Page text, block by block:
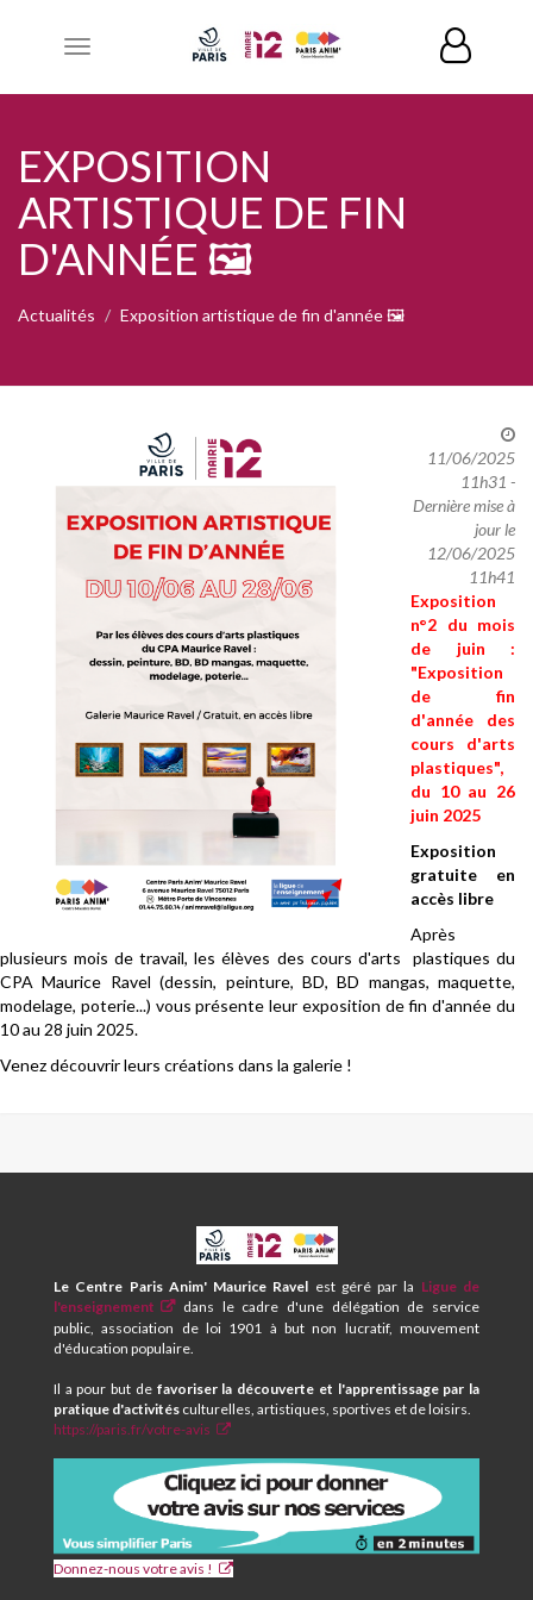
Toggle
EXPOSITION
ARTISTIQUE DE FIN
D'ANNÉE 🖼
Actualités Exposition artistique de fin d'année 🖼
11/06/2025
11h31 -
Dernière mise à
jour le
12/06/2025
11h41
Exposition
n°2 du mois
de juin :
"Exposition
de fin
d'année des
cours d'arts
plastiques",
du 10 au 26
juin 2025
Exposition
gratuite en
accès libre
Après
plusieurs mois de travail, les élèves des cours d'arts plastiques du
CPA Maurice Ravel (dessin, peinture, BD, BD mangas, maquette,
modelage, poterie...) vous présente leur exposition de fin d'année du
10 au 28 juin 2025.
Venez découvrir leurs créations dans la galerie !
CPA
ET
CENTRE
SOCIAL
MAURICE
Le Centre Paris Anim' Maurice Ravel est géré par la Ligue de
l'enseignement
dans le cadre d'une délégation de service
public, association de loi 1901 à but non lucratif, mouvement
d'éducation populaire.
Il a pour but de favoriser la découverte et l'apprentissage par la
pratique d'activités culturelles, artistiques, sportives et de loisirs.
https://paris.fr/votre-avis
Donnez-nous votre avis !